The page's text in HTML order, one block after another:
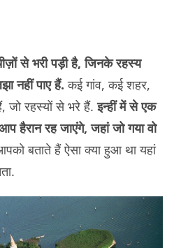
से भरी पड़ी है, जिनके रहस्य
नहीं पाए हैं.कई गांव, कई शहर,
जो रहस्यों से भरे हैं. इन्हीं में से एक
हैरान रह जाएंगे, जहां जो गया वो
बताते हैं ऐसा क्या हुआ था यहां